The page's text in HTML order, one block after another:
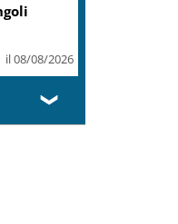
il 08/08/2026
❯